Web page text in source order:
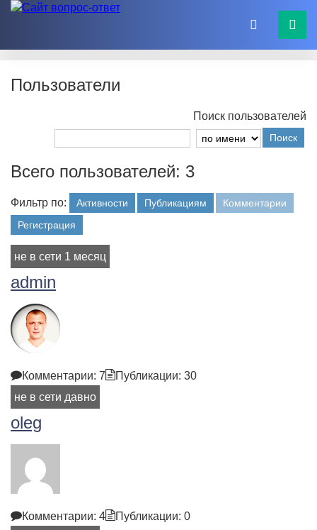
Пользователи
Поиск пользователей
Поиск
Всего пользователей: 3
Фильтр по: Активности Публикациям
Комментарии
Регистрация
не в сети 1 месяц
admin
Комментарии: 7
Публикации: 30
не в сети давно
oleg
Комментарии: 4
Публикации: 0